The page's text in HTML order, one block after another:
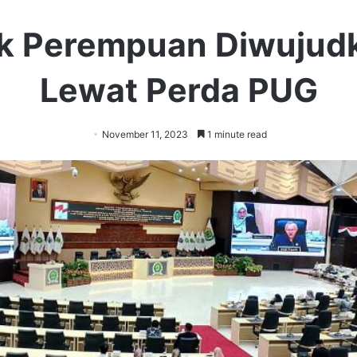
Perempuan
Lewat Perda PUG
November 11, 2023 1 minute read